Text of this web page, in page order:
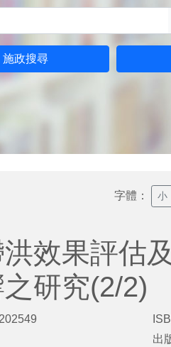
施政搜尋
字體： 小
效果評估
研究(2/2)
出